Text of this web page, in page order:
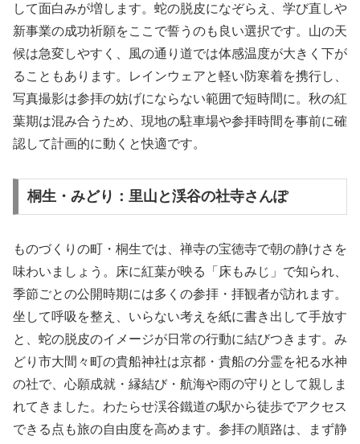
して面白みが増します。蛇の脱皮になぞらえ、学び直しや
新事業の成功祈願をここで誓うのも良い選択です。山の天
候は急変しやすく、風の通り道では体感温度が大きく下が
ることもあります。レインウェアと軽い防寒着を携行し、
写真撮影は参拝の妨げにならない範囲で短時間に。秋の紅
葉期は混み合うため、現地の駐車場や参拝時間を事前に確
認して計画的に動くと快適です。
桐生・みどり：里山と渓谷の社寺さんぽ
ものづくりの町・桐生では、禅寺の宝徳寺で朝の静けさを
味わいましょう。床に紅葉が映る「床もみじ」で知られ、
季節ごとの公開時期には多くの参拝・拝観者が訪れます。
坐して呼吸を整え、いらない考えを紙に書き出して手放す
と、蛇の脱皮のイメージが日常の行動に結びつきます。み
どり市大間々町の貴船神社は京都・貴船の分霊を祀る水神
の社で、心願成就・縁結び・航海や雨の守りとして親しま
れてきました。わたらせ渓谷鐵道の駅から徒歩でアクセス
できる点も旅の自由度を高めます。参拝の順路は、まず静